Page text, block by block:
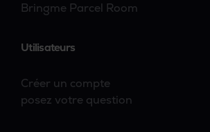
Bringme Parcel Room
Utilisateurs
Créer un compte
posez votre question